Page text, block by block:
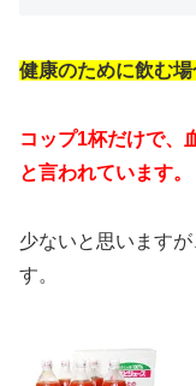
健康のために飲む場
コップ1杯だけで、
と言われています。
少ないと思います
す。